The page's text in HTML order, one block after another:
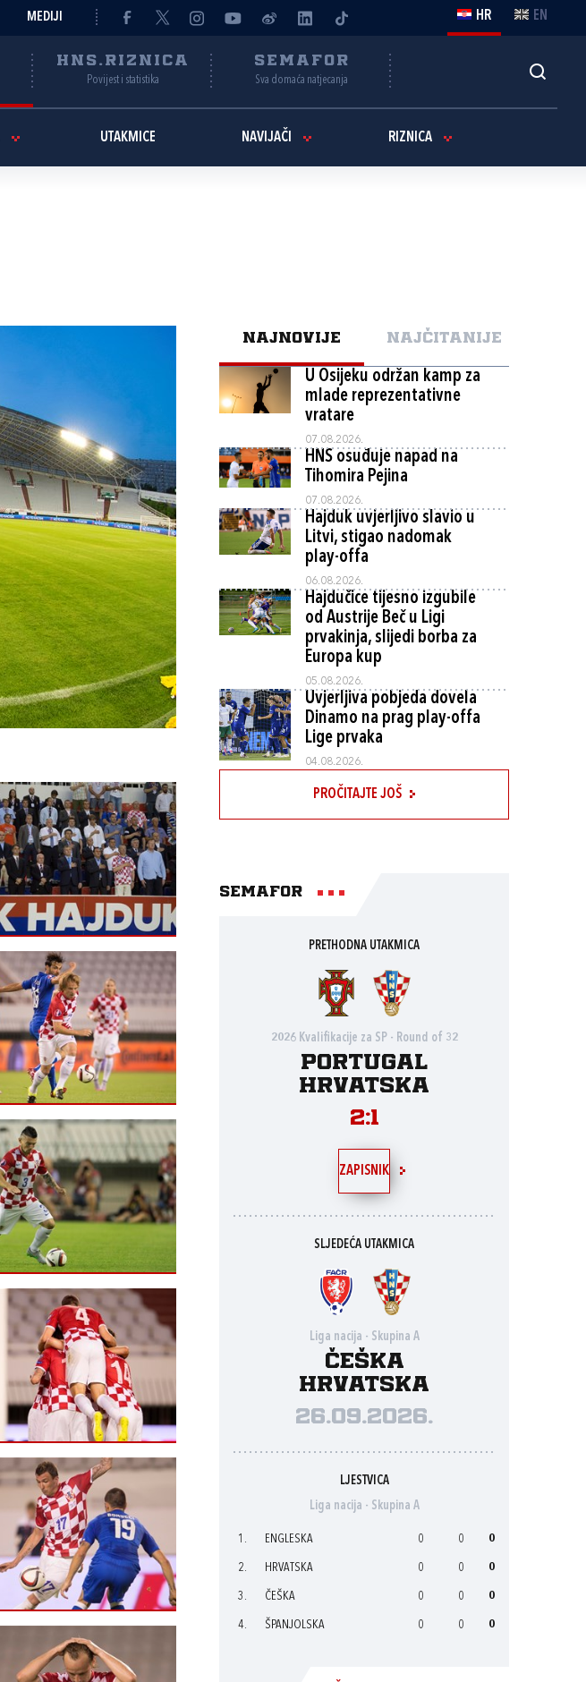
MEDIJI HR EN
HNS.RIZNICA
Povijest i statistika
SEMAFOR
Sva domaća natjecanja
UTAKMICE NAVIJAČI RIZNICA
NAJNOVIJE NAJČITANIJE
U Osijeku održan kamp za
mlade reprezentativne
vratare
07.08.2026.
HNS osuđuje napad na
Tihomira Pejina
07.08.2026.
Hajduk uvjerljivo slavio u
Litvi, stigao nadomak
play-offa
06.08.2026.
Hajdučice tijesno izgubile
od Austrije Beč u Ligi
prvakinja, slijedi borba za
Europa kup
05.08.2026.
Uvjerljiva pobjeda dovela
Dinamo na prag play-offa
Lige prvaka
04.08.2026.
PROČITAJTE JOŠ
Semafor
PRETHODNA UTAKMICA
2026 Kvalifikacije za SP - Round of 32
Portugal
Hrvatska
2:1
ZAPISNIK
SLJEDEĆA UTAKMICA
Liga nacija - Skupina A
Češka
Hrvatska
26.09.2026.
LJESTVICA
Liga nacija - Skupina A
1. ENGLESKA 0 0 0
2. HRVATSKA 0 0 0
3. ČEŠKA 0 0 0
4. ŠPANJOLSKA 0 0 0